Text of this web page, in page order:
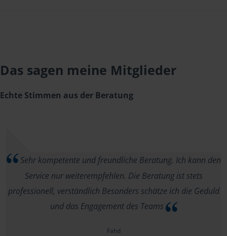
Das sagen meine Mitglieder
Echte Stimmen aus der Beratung
Sehr kompetente und freundliche Beratung. Ich kann den
Service nur weiterempfehlen. Die Beratung ist stets
professionell, verständlich Besonders schätze ich die Geduld
und das Engagement des Teams
Fahd